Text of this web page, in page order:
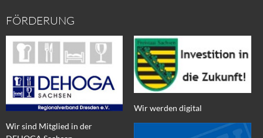
FÖRDERUNG
Wir sind Mitglied in der
Wir werden digital